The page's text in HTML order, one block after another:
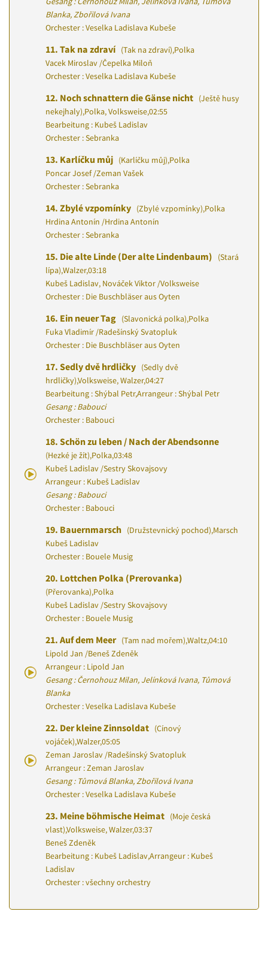
Blanka, Zbořilová Ivana
Orchester : Veselka Ladislava Kubeše
11. Tak na zdraví (Tak na zdraví),Polka
Vacek Miroslav /Čepelka Miloň
Orchester : Veselka Ladislava Kubeše
12. Noch schnattern die Gänse nicht (Ještě husy
nekejhaly),Polka, Volksweise,02:55
Bearbeitung : Kubeš Ladislav
Orchester : Sebranka
13. Karlíčku můj (Karlíčku můj),Polka
Poncar Josef/Zeman Vašek
Orchester : Sebranka
14. Zbylé vzpomínky (Zbylé vzpomínky),Polka
Hrdina Antonín /Hrdina Antonín
Orchester : Sebranka
15. Die alte Linde (Der alte Lindenbaum)
(Stará
lípa),Walzer,03:18
Kubeš Ladislav, Nováček Viktor /Volksweise
Orchester : Die Buschbläser aus Oyten
16. Ein neuer Tag (Slavonická polka),Polka
Fuka Vladimír /Radešínský Svatopluk
Orchester : Die Buschbläser aus Oyten
17. Sedly dvě hrdličky (Sedly dvě
hrdličky),Volksweise, Walzer,04:27
Bearbeitung : Shýbal Petr,Arrangeur : Shýbal Petr
Gesang : Babouci
Orchester : Babouci
18. Schön zu leben / Nach der Abendsonne
(Hezké je žít),Polka,03:48
Kubeš Ladislav /Sestry Skovajsovy
Arrangeur : Kubeš Ladislav
Gesang : Babouci
Orchester : Babouci
19. Bauernmarsch (Družstevnický pochod),Marsch
Kubeš Ladislav
Orchester : Bouele Musig
20. Lottchen Polka (Prerovanka)
(Přerovanka),Polka
Kubeš Ladislav /Sestry Skovajsovy
Orchester : Bouele Musig
21. Auf dem Meer (Tam nad mořem),Waltz,04:10
Lipold Jan /Beneš Zdeněk
Arrangeur : Lipold Jan
Gesang : Černohouz Milan, Jelínková Ivana, Tůmová
Blanka
Orchester : Veselka Ladislava Kubeše
22. Der kleine Zinnsoldat (Cínový
vojáček),Walzer,05:05
Zeman Jaroslav /Radešínský Svatopluk
Arrangeur : Zeman Jaroslav
Gesang : Tůmová Blanka, Zbořilová Ivana
Orchester : Veselka Ladislava Kubeše
23. Meine böhmische Heimat (Moje česká
vlast),Volksweise, Walzer,03:37
Beneš Zdeněk
Bearbeitung : Kubeš Ladislav,Arrangeur : Kubeš
Ladislav
Orchester : všechny orchestry